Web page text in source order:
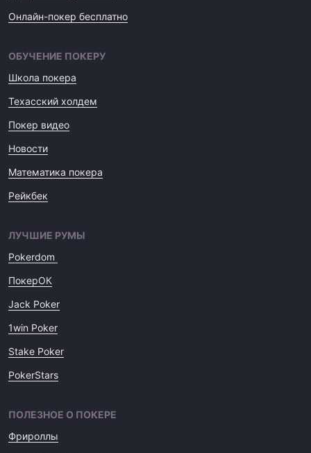
Онлайн-покер бесплатно
ОБУЧЕНИЕ ПОКЕРУ
Школа покера
Техасский холдем
Покер видео
Новости
Математика покера
Рейкбек
ЛУЧШИЕ РУМЫ
Pokerdom
ПокерОК
Jack Poker
1win Poker
Stake Poker
PokerStars
ПОЛЕЗНОЕ О ПОКЕРЕ
Фрироллы